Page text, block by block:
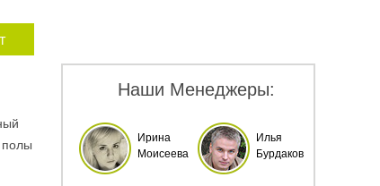
Наши Менеджеры:
Ирина
Моисеева
Илья
Бурдаков
полы